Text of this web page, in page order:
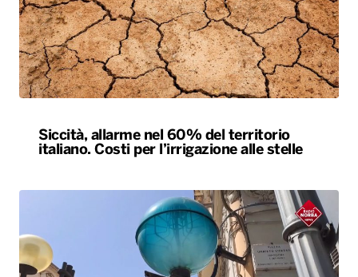
Siccità, allarme nel 60% del territorio
italiano. Costi per l’irrigazione alle stelle